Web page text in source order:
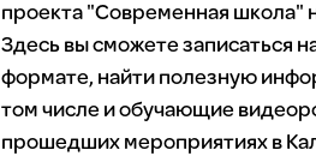
проекта "Современная школа"
Здесь вы сможете записаться
формате, найти полезную
том числе и обучающие
прошедших мероприятиях в